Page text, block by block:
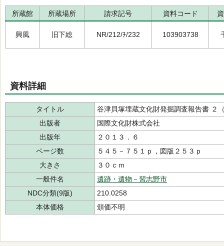
所蔵館 所蔵場所 請求記号 資料コード
興風 旧下総 NR/212/ﾁ/232 103903738
資料詳細
タイトル
谷津貝塚埋蔵文化財発掘調査報告書 ２
出版者
国際文化財株式会社
出版年
２０１３．６
ページ数
５４５－７５１ｐ，図版２５３ｐ
大きさ
３０ｃｍ
一般件名
遺跡・遺物－習志野市
NDC分類(9版)
210.0258
本体価格
頒価不明